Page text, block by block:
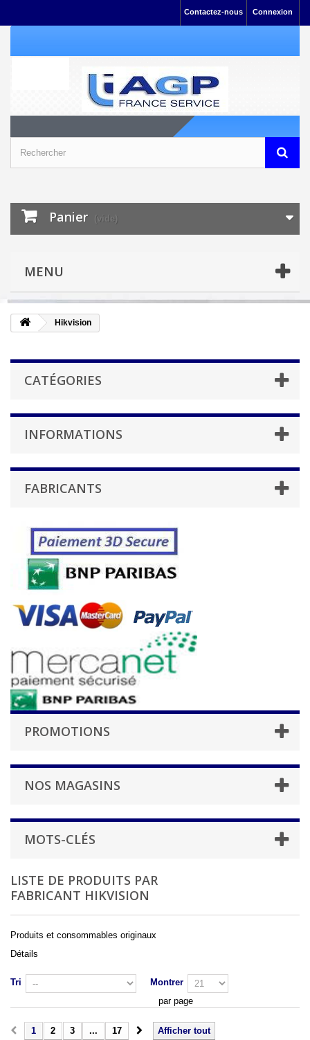
Connexion
Contactez-nous
Panier (vide)
MENU
Hikvision
CATÉGORIES
INFORMATIONS
FABRICANTS
PROMOTIONS
NOS MAGASINS
MOTS-CLÉS
LISTE DE PRODUITS PAR
FABRICANT HIKVISION
Produits et consommables originaux
Détails
Tri
Montrer
par page
Afficher tout
1 2 3 ... 17